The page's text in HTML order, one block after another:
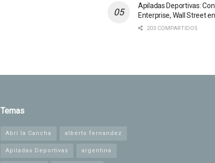
Apiladas Deportivas: Con
Enterprise, Wall Street
203 COMPARTIDOS
Temas
Abrí la Cancha alberto fernandez
Apiladas Deportivas argentina